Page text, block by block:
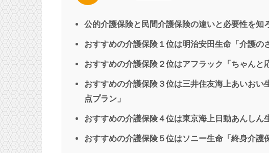
公的介護保険と民間介護保険の違いと必要性を知
おすすめの介護保険１位は明治安田生命「介護の
おすすめの介護保険２位はアフラック「ちゃんと
おすすめの介護保険３位は三井住友海上あいお
点プラン」
おすすめの介護保険４位は東京海上日動あんしん
おすすめの介護保険５位はソニー生命「終身介護